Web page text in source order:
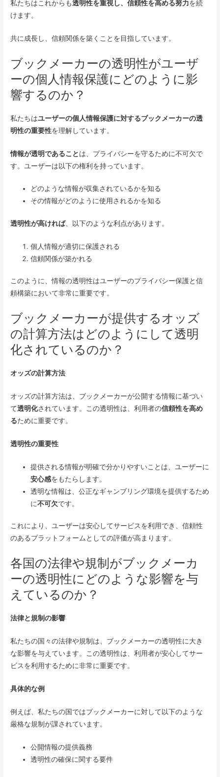
私たちはこれからも透明性を重視し、信頼性を高める努力を続
けます。
共に成長し、信頼関係を築くことを目指しています。
ブックメーカーの透明性がユーザ
ーの個人情報保護にどのように影
響するのか？
私たちはユーザーの個人情報保護に対するブックメーカーの透
明性の重要性を理解しています。
情報が透明であることは、プライバシーを守るために不可欠で
す。ユーザーは以下の権利を持っています。
どのような情報が収集されているかを知る
その情報がどのように使用されるかを知る
透明性が高ければ、以下のような利点があります。
個人情報が適切に保護される
信頼関係が築かれる
このように、情報の透明性はユーザーのプライバシー保護と信
頼構築において非常に重要です。
ブックメーカーが提供するオッズ
の計算方法はどのようにして透明
化されているのか？
オッズの計算方法
オッズの計算方法は、ブックメーカーが公開する情報に基づい
て透明化されています。この透明性は、利用者の信頼性を高め
るために重要です。
透明性の重要性
提供される情報が明確で分かりやすいことは、ユーザーに
安心感をもたらします。
透明な情報は、公正なギャンブリング環境を提供するため
に不可欠です。
これにより、ユーザーは安心してサービスを利用でき、信頼性
のあるプラットフォームとしての評価が高まります。
各国の法律や規制がブックメーカ
ーの透明性にどのような影響を与
えているのか？
法律と規制の影響
私たちの国々の法律や規制は、ブックメーカーの透明性に大き
な影響を与えています。この透明性は、利用者が安心してサー
ビスを利用するために非常に重要です。
具体的な例
例えば、私たちの国ではブックメーカーに対して以下のような
厳格な規制が課されています。
公開情報の提供義務
透明性の確保に関する要件